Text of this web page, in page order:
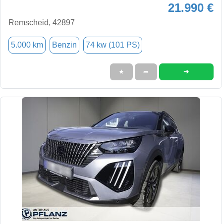
21.990 €
Remscheid, 42897
5.000 km Benzin 74 kw (101 PS)
★ ➦ ➜